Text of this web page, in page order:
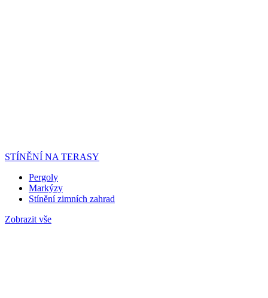
STÍNĚNÍ NA TERASY
Pergoly
Markýzy
Stínění zimních zahrad
Zobrazit vše